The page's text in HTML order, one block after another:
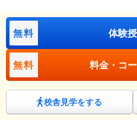
無料 体験
無料 料金・コ
校舎見学をする